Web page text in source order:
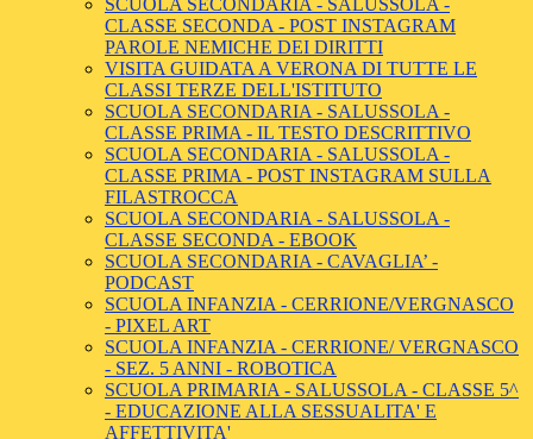
SCUOLA SECONDARIA - SALUSSOLA -
CLASSE SECONDA - POST INSTAGRAM
PAROLE NEMICHE DEI DIRITTI
VISITA GUIDATA A VERONA DI TUTTE LE
CLASSI TERZE DELL'ISTITUTO
SCUOLA SECONDARIA - SALUSSOLA -
CLASSE PRIMA - IL TESTO DESCRITTIVO
SCUOLA SECONDARIA - SALUSSOLA -
CLASSE PRIMA - POST INSTAGRAM SULLA
FILASTROCCA
SCUOLA SECONDARIA - SALUSSOLA -
CLASSE SECONDA - EBOOK
SCUOLA SECONDARIA - CAVAGLIA’ -
PODCAST
SCUOLA INFANZIA - CERRIONE/VERGNASCO
- PIXEL ART
SCUOLA INFANZIA - CERRIONE/ VERGNASCO
- SEZ. 5 ANNI - ROBOTICA
SCUOLA PRIMARIA - SALUSSOLA - CLASSE 5^
- EDUCAZIONE ALLA SESSUALITA' E
AFFETTIVITA'